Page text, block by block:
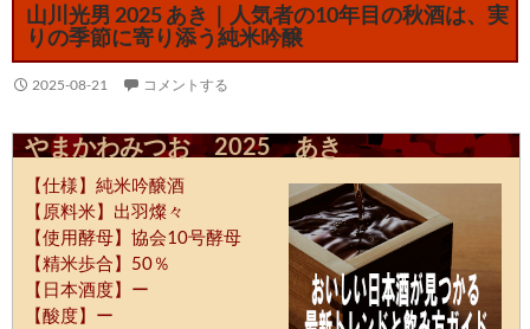
山川光男 2025 あき｜人気者の10年目の秋酒は、実
りの季節に寄り添う純米吟醸
2025-08-21 コメントする
やまかわみつお 2025 あき
【仕様】純米吟醸酒
【原料米】出羽燦々
【使用酵母】協会10号酵母
【精米歩合】50％
【日本酒度】ー
【酸度】ー